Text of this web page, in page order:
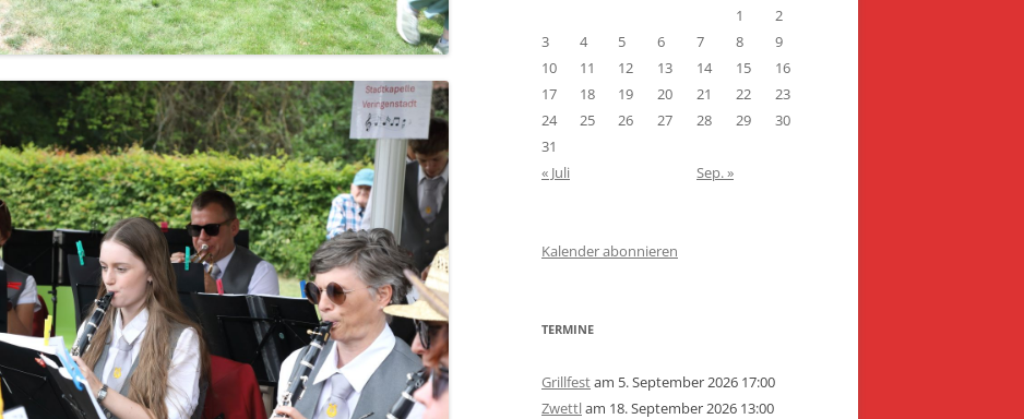
1
2
3
4 5 6 7 8
9
10
11 12 13 14 15
16
17
18 19 20 21 22
23
24
25 26 27 28 29
30
31
« Juli
Sep. »
Kalender abonnieren
TERMINE
Grillfestam 5. September 2026 17:00
Zwettlam 18. September 2026 13:00